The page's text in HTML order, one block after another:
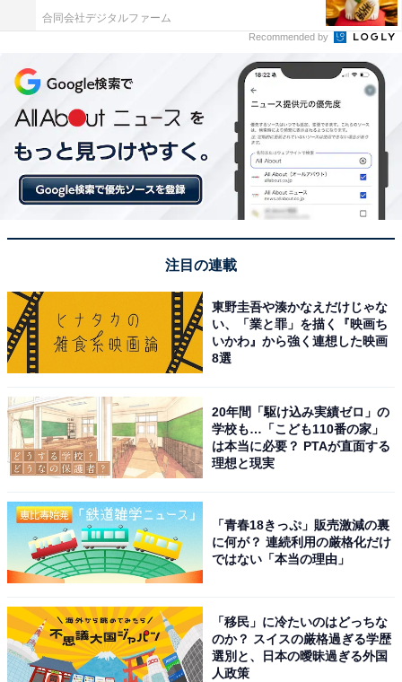
合同会社デジタルファーム
Recommended by
注目の連載
東野圭吾や湊かなえだけじゃな
い、「業と罪」を描く『映画ち
いかわ』から強く連想した映画
8選
20年間「駆け込み実績ゼロ」の
学校も…「こども110番の家」
は本当に必要？ PTAが直面する
理想と現実
「青春18きっぷ」販売激減の裏
に何が？ 連続利用の厳格化だけ
ではない「本当の理由」
「移民」に冷たいのはどっちな
のか？ スイスの厳格過ぎる学歴
選別と、日本の曖昧過ぎる外国
人政策